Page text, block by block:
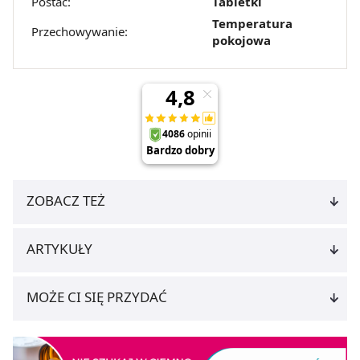
Przechowywanie:
Temperatura
pokojowa
ZOBACZ TEŻ
ARTYKUŁY
MOŻE CI SIĘ PRZYDAĆ